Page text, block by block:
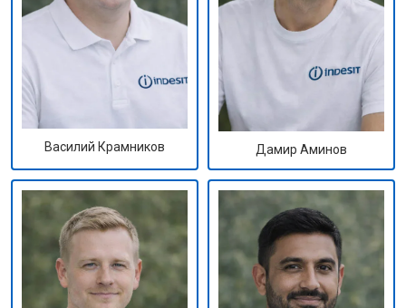
Василий Крамников Дамир Аминов